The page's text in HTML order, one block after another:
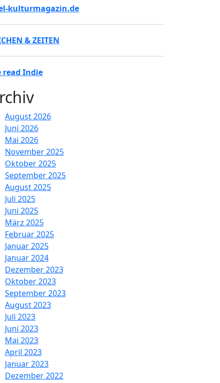
kulturmagazin.de
& ZEITEN
read Indie
August 2026
Juni 2026
Mai 2026
November 2025
Oktober 2025
September 2025
August 2025
Juli 2025
Juni 2025
März 2025
Februar 2025
Januar 2025
Januar 2024
Dezember 2023
Oktober 2023
September 2023
August 2023
Juli 2023
Juni 2023
Mai 2023
April 2023
Januar 2023
Dezember 2022